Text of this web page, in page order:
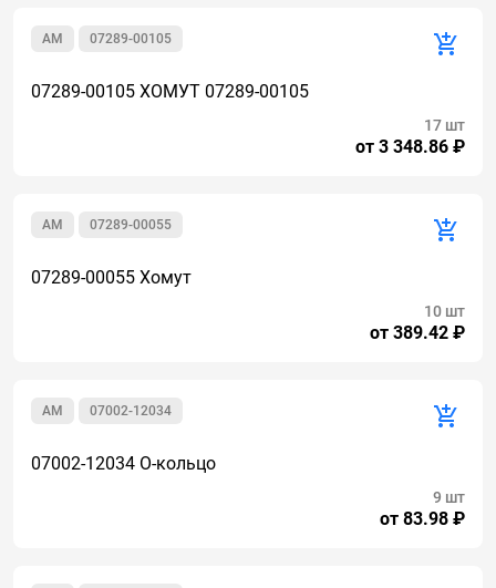
07289-00105
AM
07289-00105 ХОМУТ 07289-00105
от 3 348.86 ₽
17 шт
07289-00055
AM
07289-00055 Хомут
от 389.42 ₽
10 шт
07002-12034
AM
07002-12034 О-кольцо
от 83.98 ₽
9 шт